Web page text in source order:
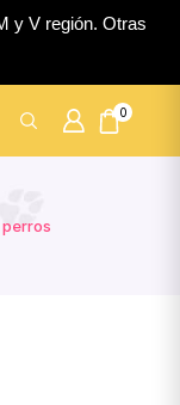
y V región. Otras
0